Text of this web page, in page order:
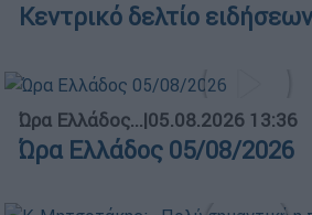
Κεντρικό δελτίο
Ώρα Ελλάδος...|05.08.2026 13:36
Ώρα Ελλάδος 05/08/2026